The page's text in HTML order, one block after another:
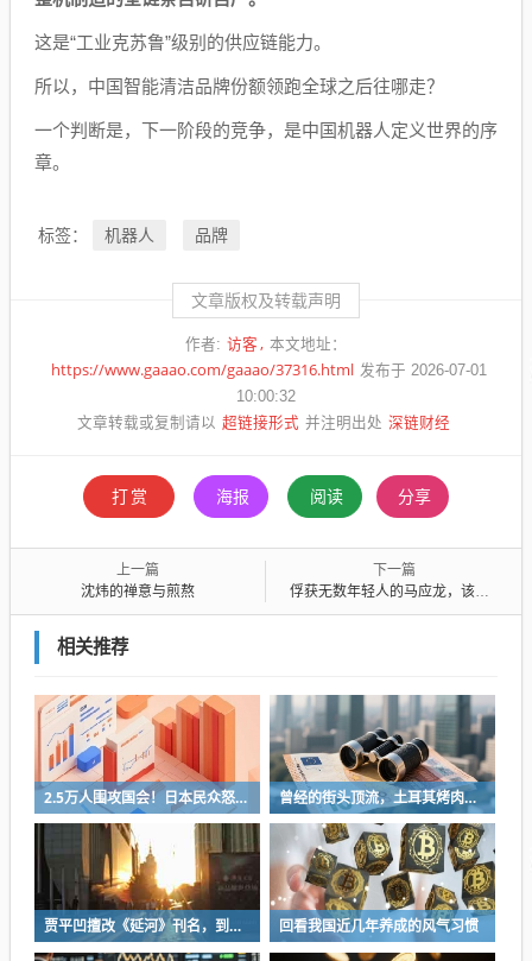
这是“工业克苏鲁”级别的供应链能力。
所以，中国智能清洁品牌份额领跑全球之后往哪走？
一个判断是，下一阶段的竞争，是中国机器人定义世界的序
章。
标签： 机器人 品牌
文章版权及转载声明
作者: 访客 本文地址：
https://www.gaaao.com/gaaao/37316.html 发布于 2026-07-01
10:00:32
文章转载或复制请以 超链接形式 并注明出处 深链财经
打赏 海报 阅读 分享
上一篇
沈炜的禅意与煎熬
下一篇
俘获无数年轻人的马应龙，该走出舒适区了？
相关推荐
2.5万人围攻国会！日本民众怒了：让她下台！ 曾经的街头顶流，土耳其烤肉为什么消失了？
贾平凹擅改《延河》刊名，到底错在哪里？这三点才是问题的关键 回看我国近几年养成的风气习惯